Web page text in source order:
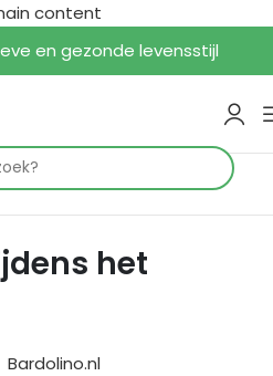
content
en gezonde levensstijl
het
Bardolino.nl